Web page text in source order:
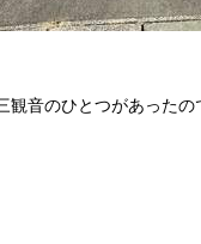
観音のひとつがあった